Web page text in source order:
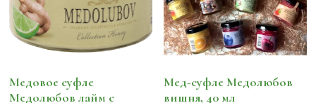
Медовое суфле
Медолюбов лайм с
Мед-суфле Медолюбов
вишня, 40 мл